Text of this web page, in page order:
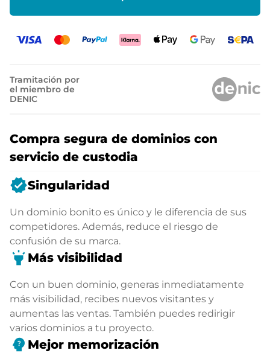
Tramitación por
el miembro de
DENIC
Compra segura de dominios con
servicio de custodia
verifiedSingularidad
Un dominio bonito es único y le diferencia de sus
competidores. Además, reduce el riesgo de
confusión de su marca.
highlight Más visibilidad
Con un buen dominio, generas inmediatamente
más visibilidad, recibes nuevos visitantes y
aumentas las ventas. También puedes redirigir
varios dominios a tu proyecto.
psychology_alt Mejor memorización